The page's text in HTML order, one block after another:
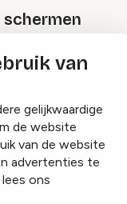
van
gelijkwaardige
de website
van de website
advertenties te
ons